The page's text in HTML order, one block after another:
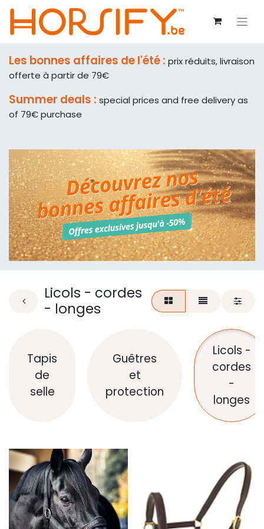
Les bonnes affaires de l'été : prix réduits, livraison
offerte à partir de 79€
Summer deals : special prices and free delivery as
of 79€ purchase
Licols - cordes
- longes
Tapis
de
selle
Guêtres
et
protection
Licols -
cordes
-
longes